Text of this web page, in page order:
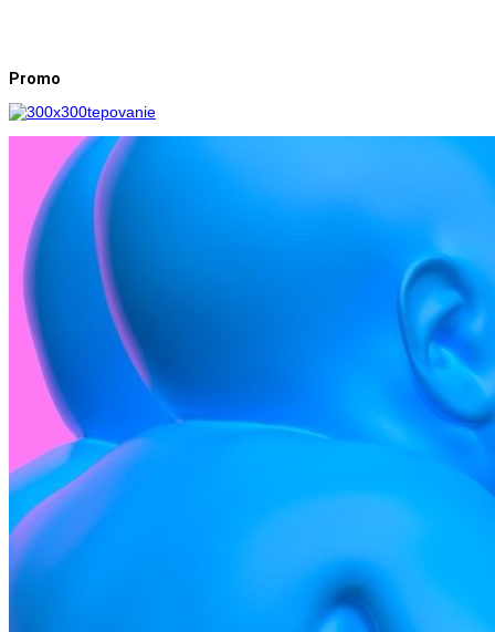
Promo